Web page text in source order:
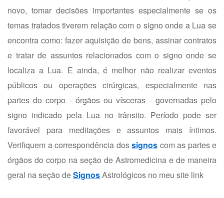
novo, tomar decisões importantes especialmente se os
temas tratados tiverem relação com o signo onde a Lua se
encontra como: fazer aquisição de bens, assinar contratos
e tratar de assuntos relacionados com o signo onde se
localiza a Lua. E ainda, é melhor não realizar eventos
públicos ou operações cirúrgicas, especialmente nas
partes do corpo - órgãos ou vísceras - governadas pelo
signo indicado pela Lua no trânsito. Período pode ser
favorável para meditações e assuntos mais íntimos.
Verifiquem a correspondência dossignos com as partes e
órgãos do corpo na seção de Astromedicina e de maneira
geral na seção deSignosAstrológicos no meu site link